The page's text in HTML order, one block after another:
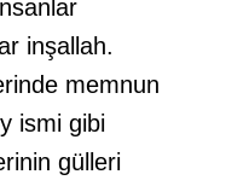
inşallah.
memnun
ismi gibi
gülleri